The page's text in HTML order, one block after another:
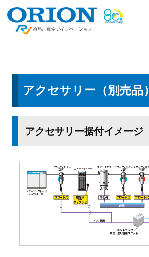
アクセサリー（別売品）
アクセサリー据付イメージ